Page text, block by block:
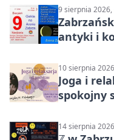
9 sierpnia 2026,
antyki i
10 sierpnia
Joga i
spokojny
14 sierpnia